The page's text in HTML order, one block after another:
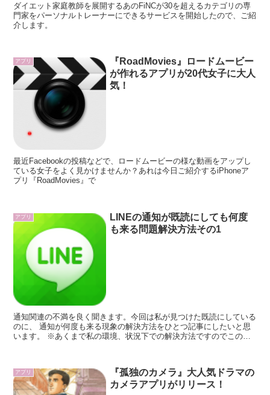
ダイエット家庭教師を展開するあのFiNCが30を超えるカテゴリの専
門家をパーソナルトレーナーにできるサービスを開始したので、ご紹
介します。
アプリ
『RoadMovies』ロードムービー
が作れるアプリが20代女子に大人
気！
最近Facebookの投稿などで、ロードムービーの様な動画をアップし
ている女子をよく見かけませんか？あれは今日ご紹介するiPhoneア
プリ『RoadMovies』で
アプリ
LINEの通知が既読にしても何度
も来る問題解決方法その1
通知関連の不満を良く聞きます。今回は私が見つけた既読にしている
のに、 通知が何度も来る現象の解決方法をひとつ記事にしたいと思
います。 ※あくまで私の環境、状況下での解決方法ですのでこの方
アプリ
『孤独のカメラ』大人気ドラマの
カメラアプリがリリース！